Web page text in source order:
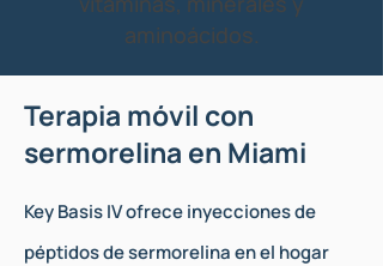
aminoácidos.
Terapia móvil con
sermorelina en Miami
Key Basis IV ofrece inyecciones de
péptidos de sermorelina en el hogar